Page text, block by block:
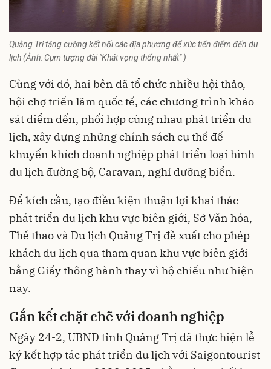
Quảng Trị tăng cường kết nối các địa phương để xúc tiến điểm đến du
lịch (Ảnh: Cụm tượng đài "Khát vọng thống nhất" )
Cùng với đó, hai bên đã tổ chức nhiều hội thảo,
hội chợ triển lãm quốc tế, các chương trình khảo
sát điểm đến, phối hợp cùng nhau phát triển du
lịch, xây dựng những chính sách cụ thể để
khuyến khích doanh nghiệp phát triển loại hình
du lịch đường bộ, Caravan, nghỉ dưỡng biển.
Để kích cầu, tạo điều kiện thuận lợi khai thác
phát triển du lịch khu vực biên giới, Sở Văn hóa,
Thể thao và Du lịch Quảng Trị đề xuất cho phép
khách du lịch qua tham quan khu vực biên giới
bằng Giấy thông hành thay vì hộ chiếu như hiện
nay.
Gắn kết chặt chẽ với doanh nghiệp
Ngày 24-2, UBND tỉnh Quảng Trị đã thực hiện lễ
ký kết hợp tác phát triển du lịch với Saigontourist